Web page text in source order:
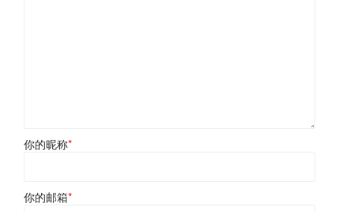
你的昵称*
你的邮箱*